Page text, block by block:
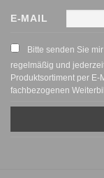
E-MAIL
Bitte senden Sie
regelmäßig und
Produktsortiment per
fachbezogenen